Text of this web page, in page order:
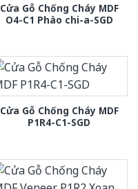
Cửa Gỗ Chống Cháy MDF
O4-C1 Phào chi-a-SGD
Cửa Gỗ Chống Cháy MDF
P1R4-C1-SGD